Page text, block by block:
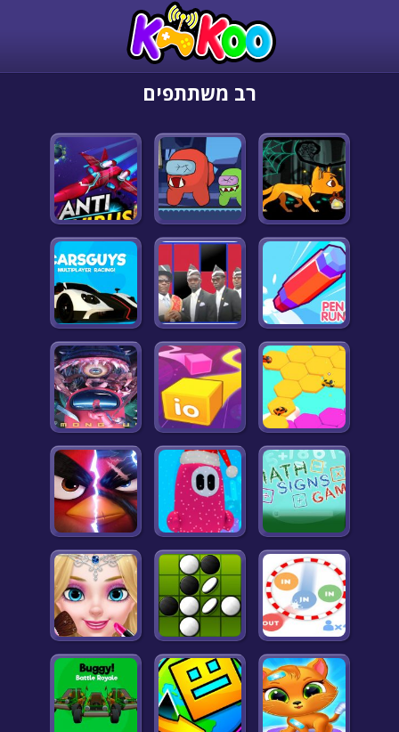
רב משתתפים